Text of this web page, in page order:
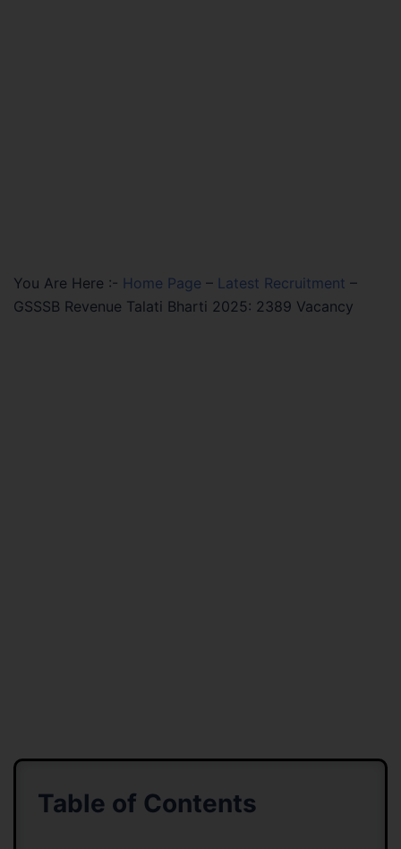
You Are Here :- Home Page – Latest Recruitment –
GSSSB Revenue Talati Bharti 2025: 2389 Vacancy
Table of Contents